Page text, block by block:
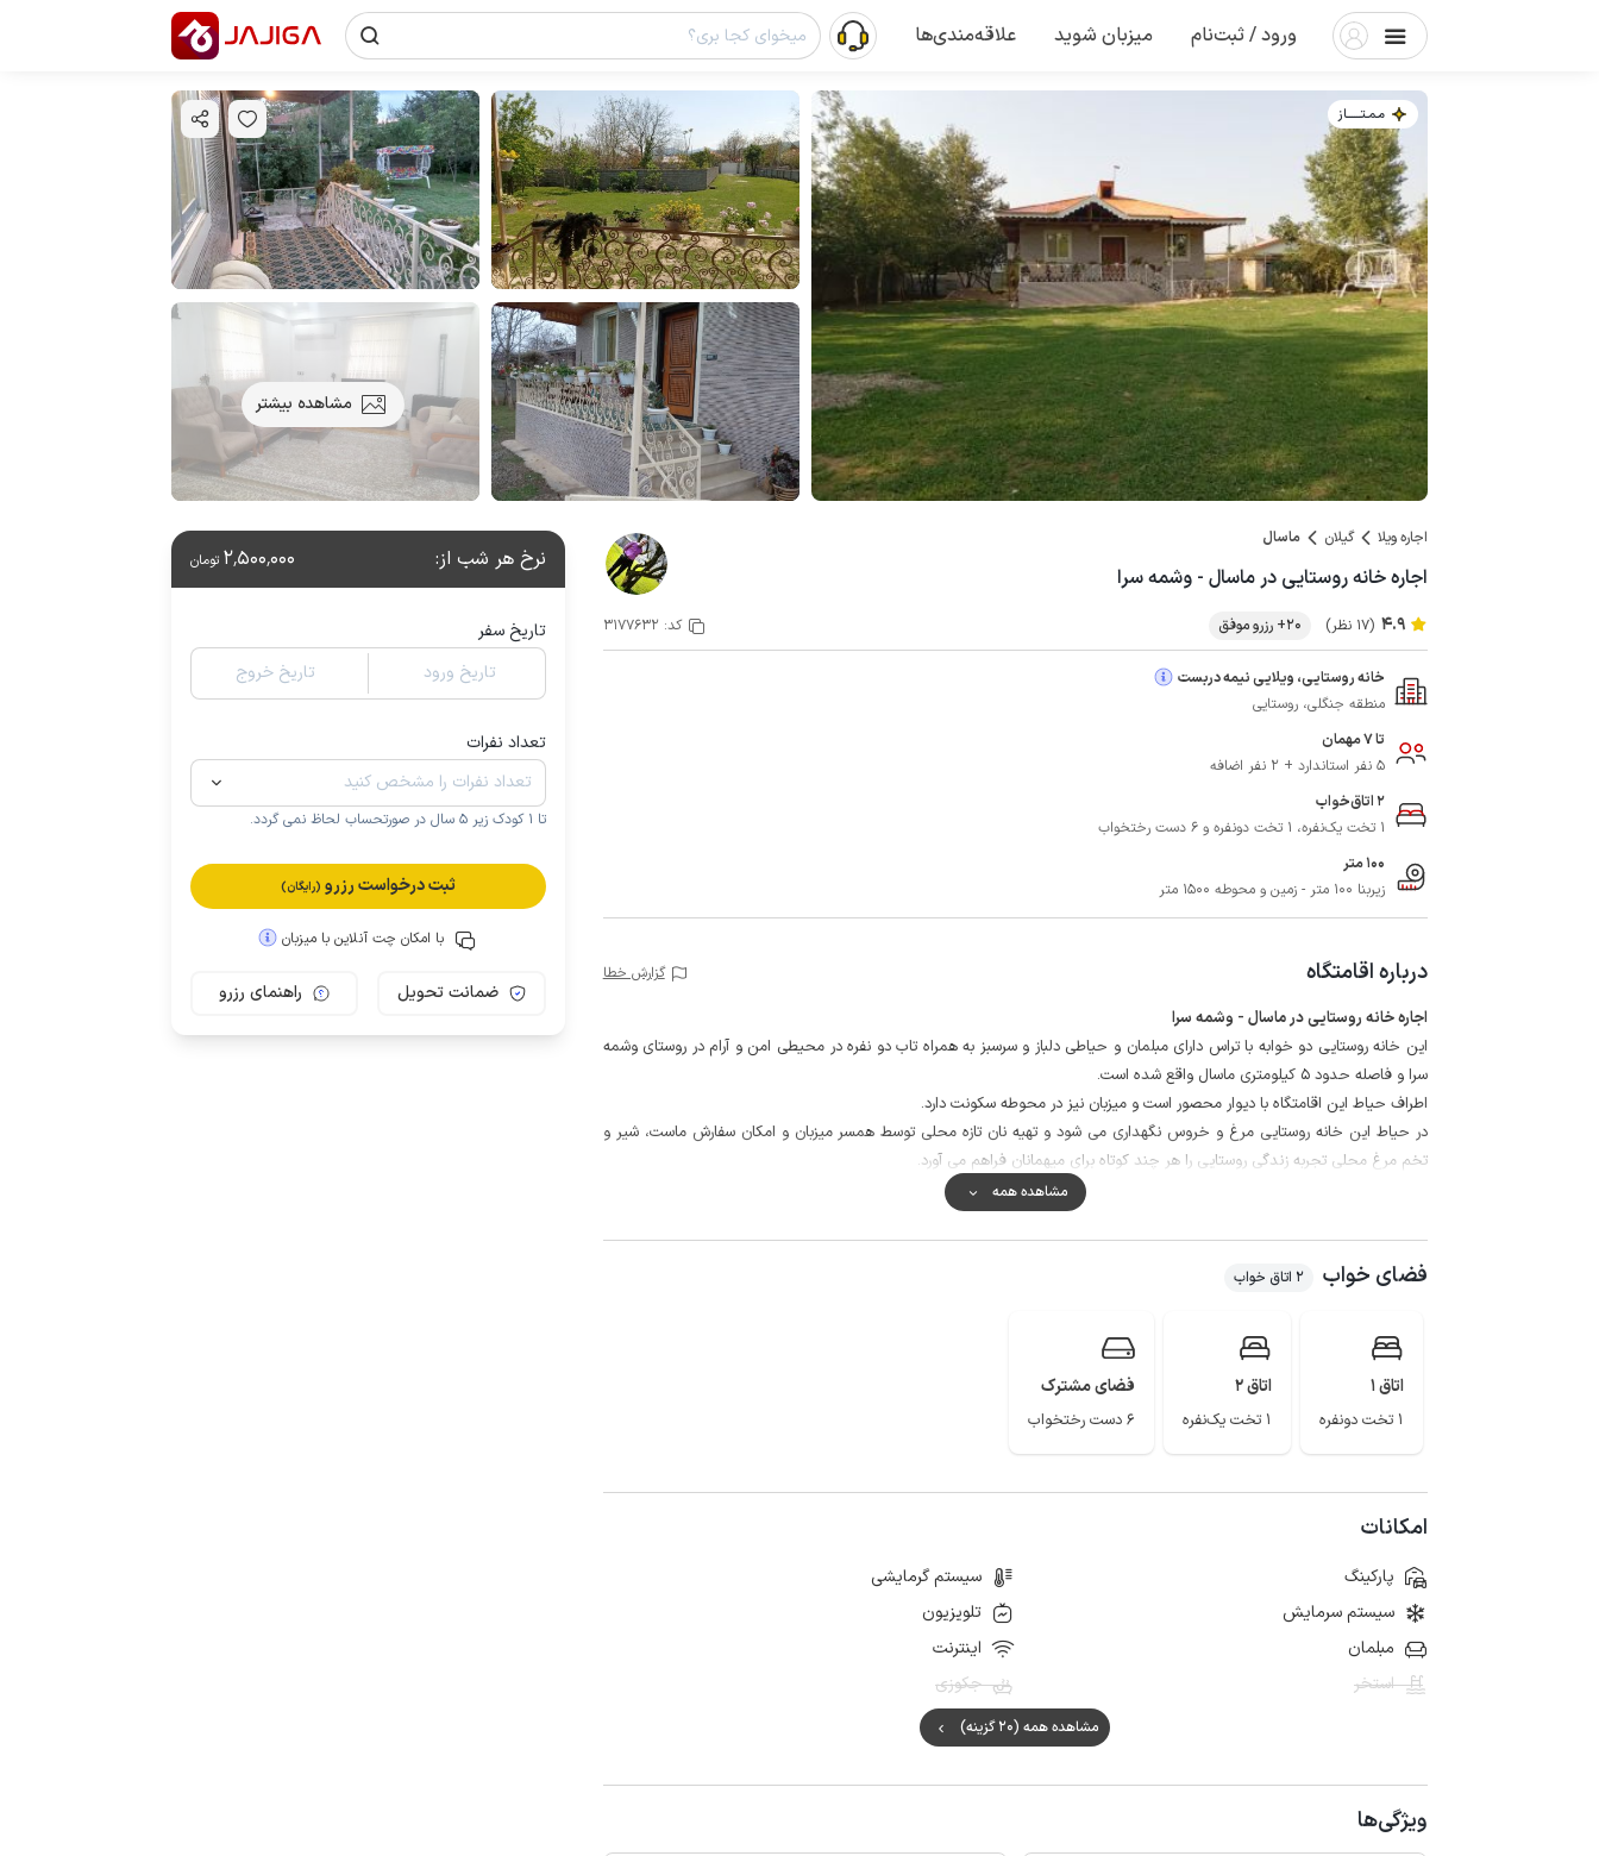
ورود / ثبت‌نام میزبان شوید علاقه‌مندی‌ها
مـمـتــــــاز
مشاهده بیشتر
اجاره ویلا گیلان ماسال
اجاره خانه روستایی در ماسال - وشمه سرا
4.9 (17 نظر) 20+ رزرو موفق کد: 3177632
خانه روستایی، ویلایی نیمه دربست
منطقه جنگلی، روستایی
تا 7 مهمان
5 نفر استاندارد + 2 نفر اضافه
2 اتاق‌خواب
1 تخت یک‌نفره، 1 تخت دونفره و 6 دست رختخواب
100 متر
زیربنا 100 متر - زمین و محوطه 1500 متر
درباره اقامتگاه گزارش خطا
اجاره خانه روستایی در ماسال - وشمه سرا
این خانه روستایی دو خوابه با تراس دارای مبلمان و حیاطی دلباز و سرسبز به همراه تاب دو نفره در محیطی امن و آرام در روستای وشمه
سرا و فاصله حدود 5 کیلومتری ماسال واقع شده است.
اطراف حیاط این اقامتگاه با دیوار محصور است و میزبان نیز در محوطه سکونت دارد.
در حیاط این خانه روستایی مرغ و خروس نگهداری می شود و تهیه نان تازه محلی توسط همسر میزبان و امکان سفارش ماست، شیر و
تخم مرغ محلی تجربه زندگی روستایی را هر چند کوتاه برای میهمانان فراهم می آورد.
به منظور تهیه مایحتاج روزانه دسترسی به سوپرمارکت و نانوایی با طی نمودن مسافتی در حدود 300 متر امکان پذیر خواهد بود.
اینترنت وای فای رایگان در اختیار میهمانان قرار می گیرد.
100 متر انتهایی مسیر دسترسی به اقامتگاه خاکی و قابل تردد برای انواع خودرو است.
مشاهده همه
فضای خواب 2 اتاق خواب
اتاق 1
1 تخت دونفره
اتاق 2
1 تخت یک‌نفره
فضای مشترک
6 دست رختخواب
امکانات
پارکینگ
سیستم گرمایشی
سیستم سرمایش
تلویزیون
مبلمان
اینترنت
استخر
جکوزی
مشاهده همه (20 گزینه)
ویژگی‌ها
نرخ هر شب از: 2٬500٬000 تومان
تاریخ سفر
تاریخ ورود
تاریخ خروج
تعداد نفرات
تا 1 کودک زیر 5 سال در صورتحساب لحاظ نمی گردد.
ثبت درخواست رزرو (رایگان)
با امکان چت آنلاین با میزبان
ضمانت تحویل راهنمای رزرو